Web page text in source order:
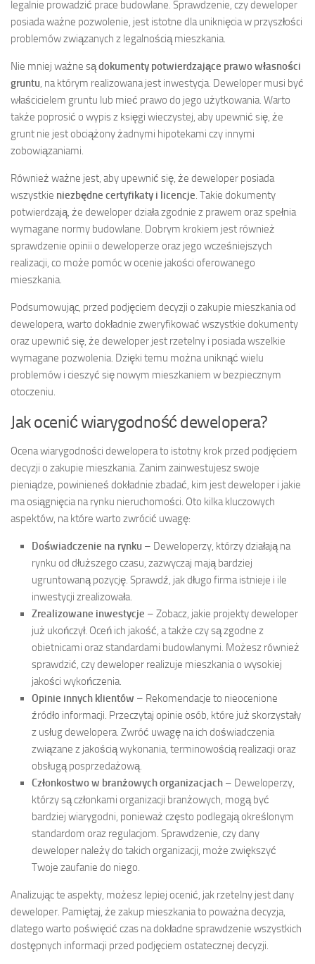
legalnie prowadzić prace budowlane. Sprawdzenie, czy deweloper
posiada ważne pozwolenie, jest istotne dla uniknięcia w przyszłości
problemów związanych z legalnością mieszkania.
Nie mniej ważne sądokumenty potwierdzające prawo własności
gruntu, na którym realizowana jest inwestycja. Deweloper musi być
właścicielem gruntu lub mieć prawo do jego użytkowania. Warto
także poprosić o wypis z księgi wieczystej, aby upewnić się, że
grunt nie jest obciążony żadnymi hipotekami czy innymi
zobowiązaniami.
Również ważne jest, aby upewnić się, że deweloper posiada
wszystkie niezbędne certyfikaty i licencje. Takie dokumenty
potwierdzają, że deweloper działa zgodnie z prawem oraz spełnia
wymagane normy budowlane. Dobrym krokiem jest również
sprawdzenie opinii o deweloperze oraz jego wcześniejszych
realizacji, co może pomóc w ocenie jakości oferowanego
mieszkania.
Podsumowując, przed podjęciem decyzji o zakupie mieszkania od
dewelopera, warto dokładnie zweryfikować wszystkie dokumenty
oraz upewnić się, że deweloper jest rzetelny i posiada wszelkie
wymagane pozwolenia. Dzięki temu można uniknąć wielu
problemów i cieszyć się nowym mieszkaniem w bezpiecznym
otoczeniu.
Jak ocenić wiarygodność dewelopera?
Ocena wiarygodności dewelopera to istotny krok przed podjęciem
decyzji o zakupie mieszkania. Zanim zainwestujesz swoje
pieniądze, powinieneś dokładnie zbadać, kim jest deweloper i jakie
ma osiągnięcia na rynku nieruchomości. Oto kilka kluczowych
aspektów, na które warto zwrócić uwagę:
Doświadczenie na rynku – Deweloperzy, którzy działają na
rynku od dłuższego czasu, zazwyczaj mają bardziej
ugruntowaną pozycję. Sprawdź, jak długo firma istnieje i ile
inwestycji zrealizowała.
Zrealizowane inwestycje – Zobacz, jakie projekty deweloper
już ukończył. Oceń ich jakość, a także czy są zgodne z
obietnicami oraz standardami budowlanymi. Możesz również
sprawdzić, czy deweloper realizuje mieszkania o wysokiej
jakości wykończenia.
Opinie innych klientów – Rekomendacje to nieocenione
źródło informacji. Przeczytaj opinie osób, które już skorzystały
z usług dewelopera. Zwróć uwagę na ich doświadczenia
związane z jakością wykonania, terminowością realizacji oraz
obsługą posprzedażową.
Członkostwo w branżowych organizacjach – Deweloperzy,
którzy są członkami organizacji branżowych, mogą być
bardziej wiarygodni, ponieważ często podlegają określonym
standardom oraz regulacjom. Sprawdzenie, czy dany
deweloper należy do takich organizacji, może zwiększyć
Twoje zaufanie do niego.
Analizując te aspekty, możesz lepiej ocenić, jak rzetelny jest dany
deweloper. Pamiętaj, że zakup mieszkania to poważna decyzja,
dlatego warto poświęcić czas na dokładne sprawdzenie wszystkich
dostępnych informacji przed podjęciem ostatecznej decyzji.